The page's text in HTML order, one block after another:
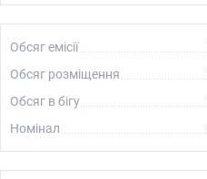
Обсяг емісії
Обсяг розміщення
Обсяг в бігу
Номінал